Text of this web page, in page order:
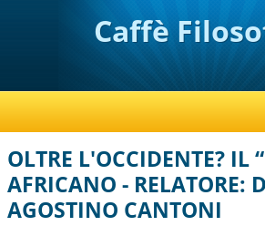
Caffè
OLTRE L'OCCIDENTE? IL
AFRICANO - RELATORE:
AGOSTINO CANTONI